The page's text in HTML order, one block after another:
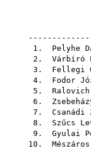
1. Pelyhe
2. Várbíró
3. Fellegi
4. Fodor
5.
6.
7. Csanádi
8. Szűcs
9. Gyulai
10.